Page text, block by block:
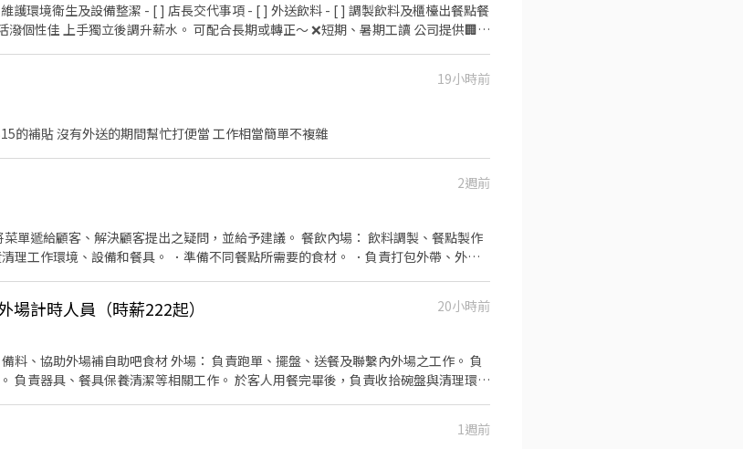
、暑期工讀 公司提供🏢
19小時前
協助外送 時薪$250 每送一單還會另外有$15的補貼 沒有外送的期間幫忙打便當 工作相當簡單不複雜
2週前
場計時人員（時薪222起）
20小時前
： 負責跑單、擺盤、送餐及聯繫內外場之工作。 負
負責器具、餐具保養清潔等相關工作。 於客人用餐完畢後，負責收拾碗盤與清理環
1週前